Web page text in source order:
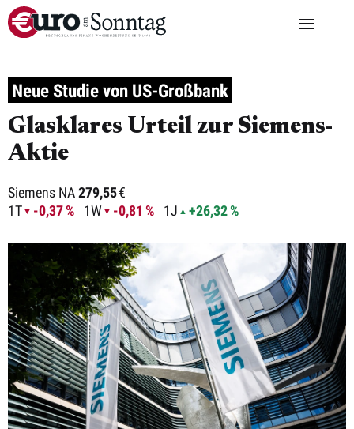
Neue Studie von US-Großbank
Glasklares Urteil zur Siemens-
Aktie
Siemens NA279,55€
1T
-0,37 % 1W -0,81 % 1J +26,32 %